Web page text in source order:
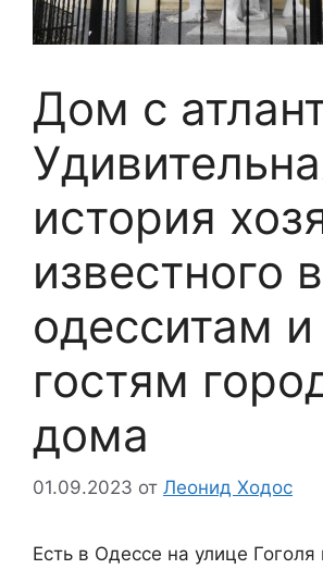
Дом с
история
известного
одесситам и
гостям
дома
01.09.2023 от Леонид Ходос
Есть в Одессе на улице Гоголя